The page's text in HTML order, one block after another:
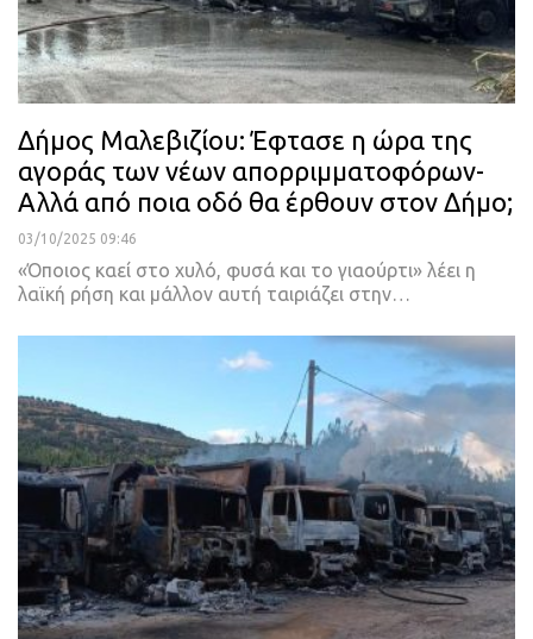
Δήμος Μαλεβιζίου: Έφτασε η ώρα της
αγοράς των νέων απορριμματοφόρων-
Αλλά από ποια οδό θα έρθουν στον Δήμο;
03/10/2025 09:46
«Όποιος καεί στο χυλό, φυσά και το γιαούρτι» λέει η
λαϊκή ρήση και μάλλον αυτή ταιριάζει στην…